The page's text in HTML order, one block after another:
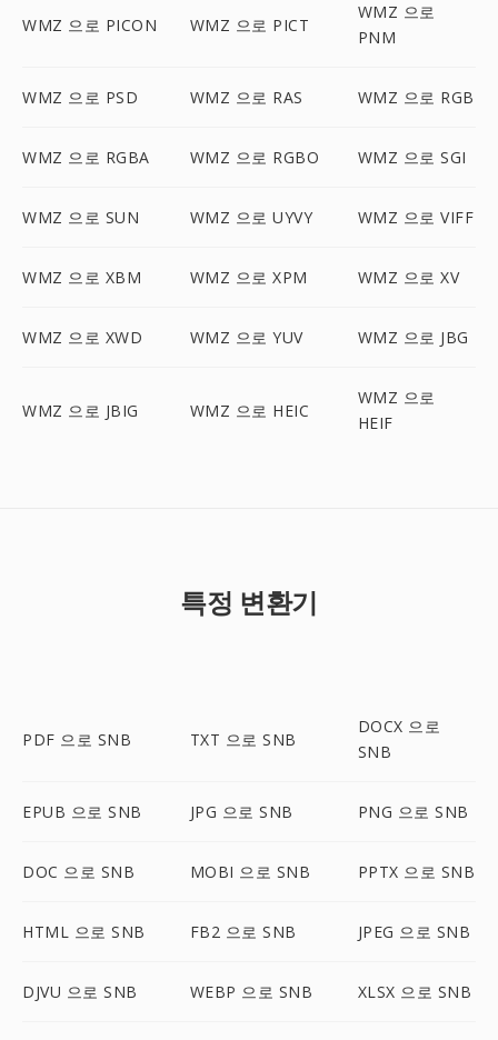
WMZ 으로 PICON WMZ 으로 PICT
WMZ 으로
PNM
WMZ 으로 PSD WMZ 으로 RAS WMZ 으로 RGB
WMZ 으로 RGBA WMZ 으로 RGBO WMZ 으로 SGI
WMZ 으로 SUN WMZ 으로 UYVY WMZ 으로 VIFF
WMZ 으로 XBM WMZ 으로 XPM WMZ 으로 XV
WMZ 으로 XWD WMZ 으로 YUV WMZ 으로 JBG
WMZ 으로 JBIG WMZ 으로 HEIC
WMZ 으로
HEIF
특정 변환기
PDF 으로 SNB TXT 으로 SNB
DOCX 으로
SNB
EPUB 으로 SNB JPG 으로 SNB PNG 으로 SNB
DOC 으로 SNB MOBI 으로 SNB PPTX 으로 SNB
HTML 으로 SNB FB2 으로 SNB JPEG 으로 SNB
DJVU 으로 SNB WEBP 으로 SNB XLSX 으로 SNB